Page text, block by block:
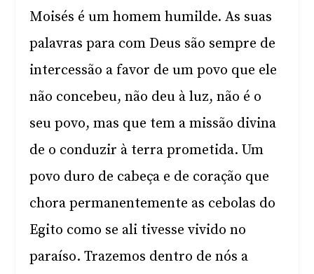
Moisés é um homem humilde. As suas
palavras para com Deus são sempre de
intercessão a favor de um povo que ele
não concebeu, não deu à luz, não é o
seu povo, mas que tem a missão divina
de o conduzir à terra prometida. Um
povo duro de cabeça e de coração que
chora permanentemente as cebolas do
Egito como se ali tivesse vivido no
paraíso. Trazemos dentro de nós a